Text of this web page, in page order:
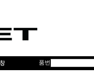
품번